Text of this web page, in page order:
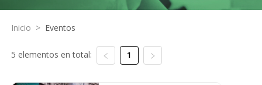
Inicio > Eventos
5 elementos en total: 1